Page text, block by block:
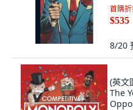
首購
$535
8/20
(英文
The